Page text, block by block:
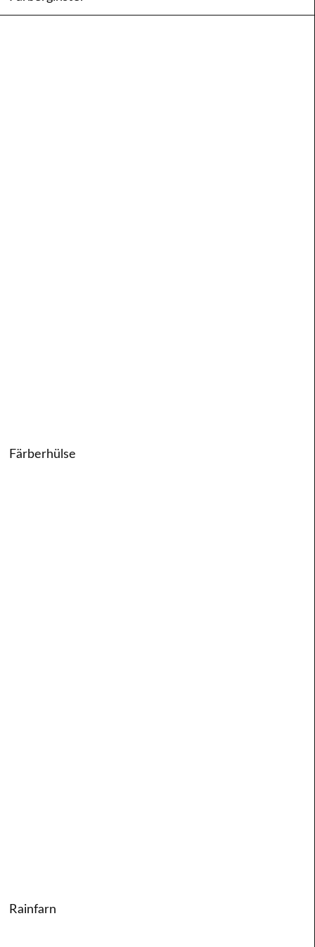
Färberhülse
Rainfarn